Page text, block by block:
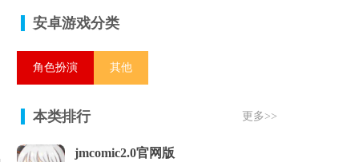
安卓游戏分类
角色扮演 其他
本类排行 更多>>
jmcomic2.0官网版